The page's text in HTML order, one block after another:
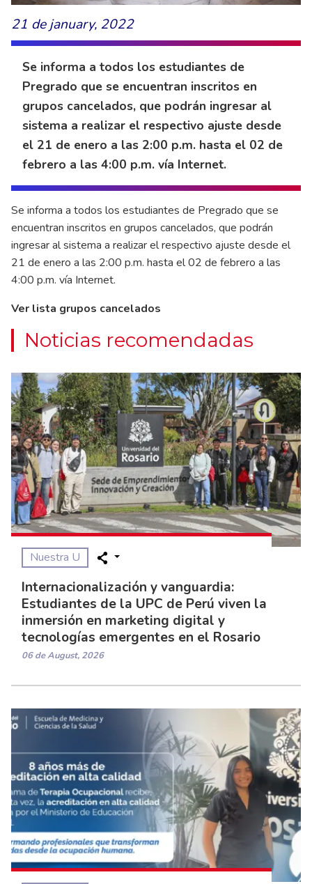
21 de january, 2022
Se informa a todos los estudiantes de
Pregrado que se encuentran inscritos en
grupos cancelados, que podrán ingresar al
sistema a realizar el respectivo ajuste desde
el 21 de enero a las 2:00 p.m. hasta el 02 de
febrero a las 4:00 p.m. vía Internet.
Se informa a todos los estudiantes de Pregrado que se
encuentran inscritos en grupos cancelados, que podrán
ingresar al sistema a realizar el respectivo ajuste desde el
21 de enero a las 2:00 p.m. hasta el 02 de febrero a las
4:00 p.m. vía Internet.
Ver lista grupos cancelados
Noticias recomendadas
Nuestra U
Internacionalización y vanguardia:
Estudiantes de la UPC de Perú viven la
inmersión en marketing digital y
tecnologías emergentes en el Rosario
06 de August, 2026